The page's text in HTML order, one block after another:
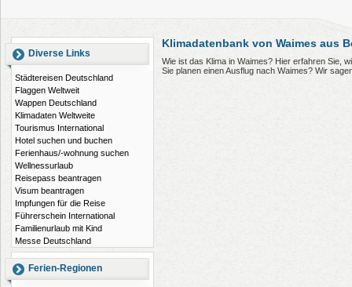
Diverse Links
Städtereisen Deutschland
Flaggen Weltweit
Wappen Deutschland
Klimadaten Weltweite
Tourismus International
Hotel suchen und buchen
Ferienhaus/-wohnung suchen
Wellnessurlaub
Reisepass beantragen
Visum beantragen
Impfungen für die Reise
Führerschein International
Familienurlaub mit Kind
Messe Deutschland
Ferien-Regionen
Klimadatenbank von Waimes aus
Wie ist das Klima in Waimes? Hier erfahren Sie,
Sie planen einen Ausflug nach Waimes? Wir